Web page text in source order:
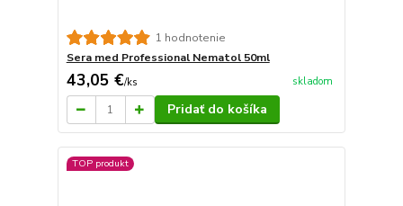
1 hodnotenie
Sera med Professional Nematol 50ml
43,05 €/ks skladom
Pridať do košíka
TOP produkt